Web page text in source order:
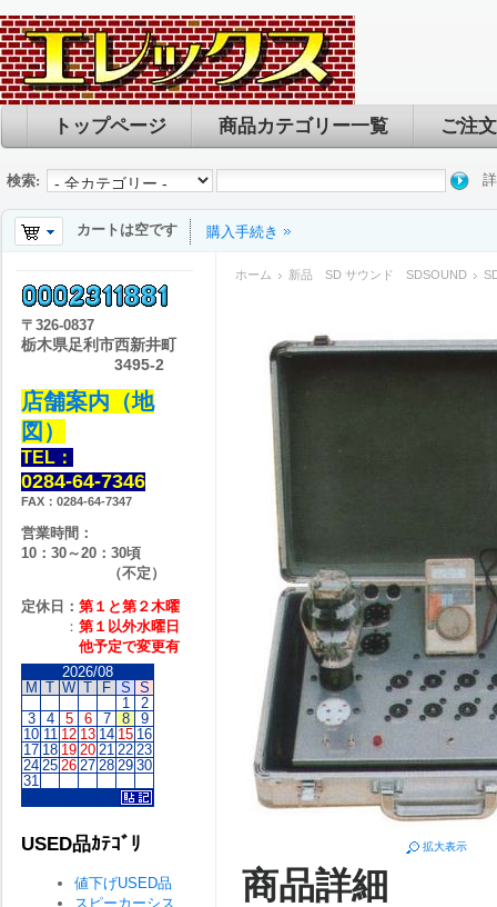
トップページ 商品カテゴリー一覧 ご注
検索:
カートは空です 購入手続き
ホーム 新品 SD サウンド SDSOUND
拡大表示
商品詳細
〒 326-0837
栃木県足利市西新井町
3495-2
店舗案内（地
図）
TEL：
0284-64-7346
FAX：0284-64-7347
営業時間：
10：30～20：30頃
（不定）
定休日： 第１と第２木曜
： 第１以外水曜日
他予定で変更有
2026/08
M T W T F S S
1
2
3
4 5 6 7 8
9
10 11 12 13 14 15 16
17 18 19 20 21 22 23
24 25 26 27 28 29 30
31
USED品ｶﾃｺﾞﾘ
値下げUSED品
スピーカーシス